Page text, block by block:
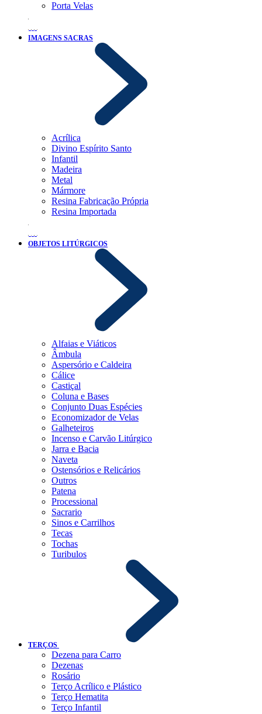
Porta Velas
IMAGENS SACRAS
Acrílica
Divino Espírito Santo
Infantil
Madeira
Metal
Mármore
Resina Fabricação Própria
Resina Importada
OBJETOS LITÚRGICOS
Alfaias e Viáticos
Âmbula
Aspersório e Caldeira
Cálice
Castiçal
Coluna e Bases
Conjunto Duas Espécies
Economizador de Velas
Galheteiros
Incenso e Carvão Litúrgico
Jarra e Bacia
Naveta
Ostensórios e Relicários
Outros
Patena
Processional
Sacrario
Sinos e Carrilhos
Tecas
Tochas
Turibulos
TERÇOS
Dezena para Carro
Dezenas
Rosário
Terço Acrílico e Plástico
Terço Hematita
Terço Infantil